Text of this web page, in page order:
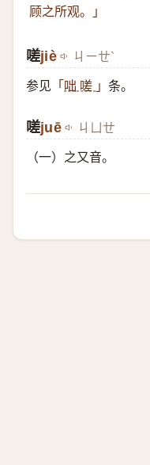
顾之所观。」
嗟jiè ㄐㄧㄝˋ
参见 「 咄 嗟 」 条。
嗟​juē ㄐㄩㄝ
（一）​之又音。